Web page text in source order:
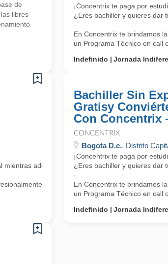
de
libres
¡Concentrix te paga por
¿Eres bachiller y quieres dar
·
En Concentrix te brindamos
un Programa Técnico en call
Indefinido
Jornada
adquieres competencias bilingües?
a través de
Bachiller Sin
Gratisy
Con Concentrix
CONCENTRIX
Bogota D.c., Distrito
¡Concentrix te paga por
¿Eres bachiller y quieres dar
·
En Concentrix te brindamos
un Programa Técnico en call
Indefinido
Jornada